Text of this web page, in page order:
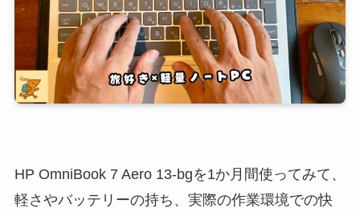
HP OmniBook 7 Aero 13-bgを1か月間使ってみて、
軽さやバッテリーの持ち、実際の作業環境での快